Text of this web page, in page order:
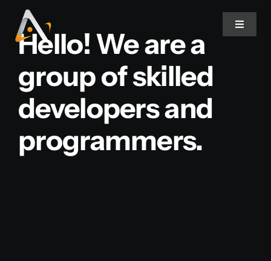
para
Toggle
Produtos
Informativo
Hello! We are a
group of skilled
developers and
programmers.